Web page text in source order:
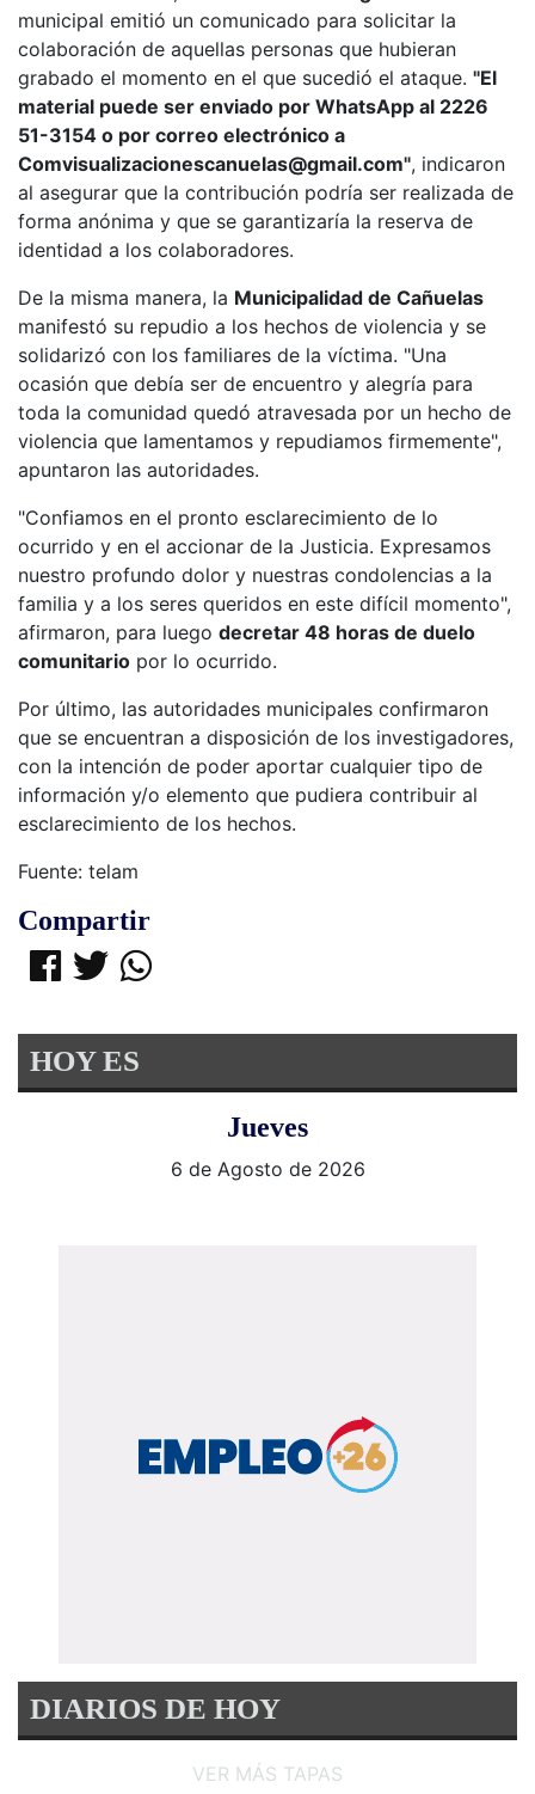
municipal emitió un comunicado para solicitar la
colaboración de aquellas personas que hubieran
grabado el momento en el que sucedió el ataque. "El
material puede ser enviado por WhatsApp al 2226
51-3154 o por correo electrónico a
Comvisualizacionescanuelas@gmail.com", indicaron
al asegurar que la contribución podría ser realizada de
forma anónima y que se garantizaría la reserva de
identidad a los colaboradores.
De la misma manera, la Municipalidad de Cañuelas
manifestó su repudio a los hechos de violencia y se
solidarizó con los familiares de la víctima. "Una
ocasión que debía ser de encuentro y alegría para
toda la comunidad quedó atravesada por un hecho de
violencia que lamentamos y repudiamos firmemente",
apuntaron las autoridades.
"Confiamos en el pronto esclarecimiento de lo
ocurrido y en el accionar de la Justicia. Expresamos
nuestro profundo dolor y nuestras condolencias a la
familia y a los seres queridos en este difícil momento",
afirmaron, para luego decretar 48 horas de duelo
comunitario por lo ocurrido.
Por último, las autoridades municipales confirmaron
que se encuentran a disposición de los investigadores,
con la intención de poder aportar cualquier tipo de
información y/o elemento que pudiera contribuir al
esclarecimiento de los hechos.
Fuente: telam
Compartir
HOY ES
Jueves
6 de Agosto de 2026
DIARIOS DE HOY
VER MÁS TAPAS